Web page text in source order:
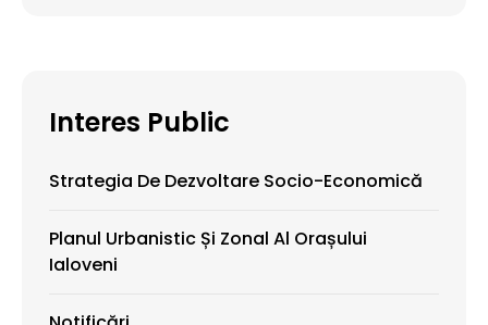
Interes Public
Strategia De Dezvoltare Socio-Economică
Planul Urbanistic Și Zonal Al Orașului
Ialoveni